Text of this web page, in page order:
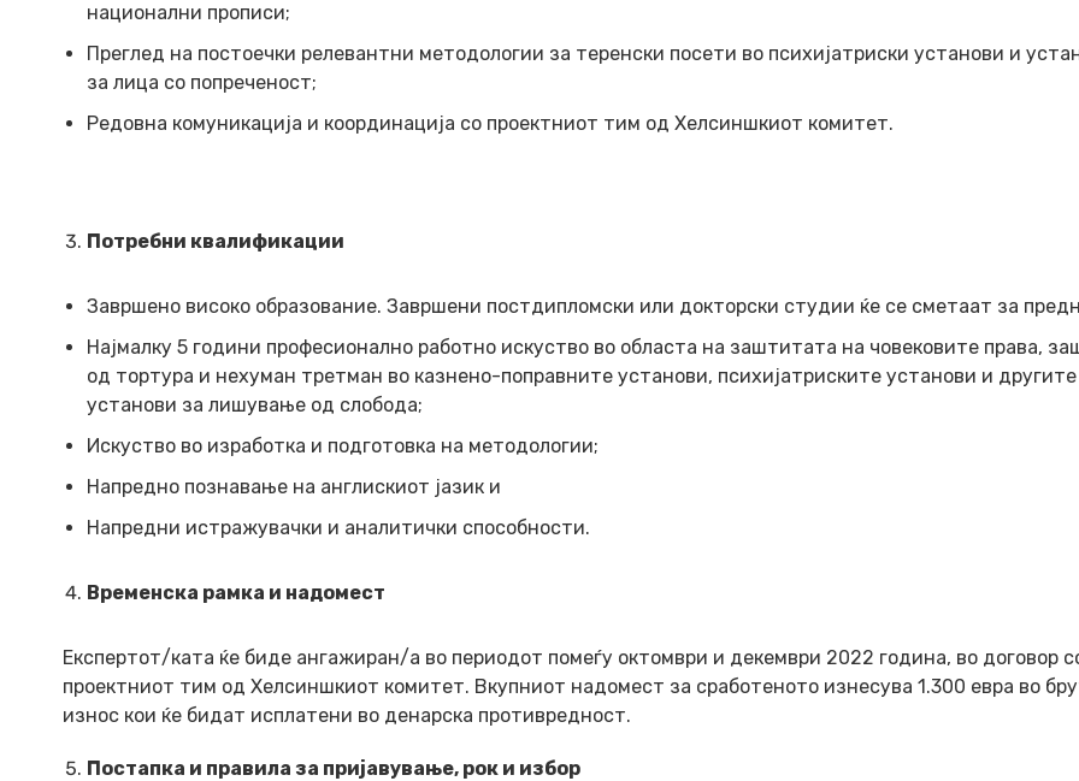
национални прописи;
Преглед на постоечки релевантни методологии за теренски посети во психијатриски установи и
за лица со попреченост;
Редовна комуникација и координација со проектниот тим од Хелсиншкиот комитет.
Потребни квалификации
Завршено високо образование. Завршени постдипломски или докторски студии ќе се сметаат за
Најмалку 5 години професионално работно искуство во областа на заштитата на човековите права,
од тортура и нехуман третман во казнено-поправните установи, психијатриските установи и другите
установи за лишување од слобода;
Искуство во изработка и подготовка на методологии;
Напредно познавање на англискиот јазик и
Напредни истражувачки и аналитички способности.
Временска рамка и надомест
Eкспертот/ката ќе биде ангажиран/а во периодот помеѓу октомври и декември 2022 година, во договор
проектниот тим од Хелсиншкиот комитет. Вкупниот надомест за сработеното изнесува 1.300 евра во
износ кои ќе бидат исплатени во денарска противредност.
Постапка и правила за пријавување, рок и избор